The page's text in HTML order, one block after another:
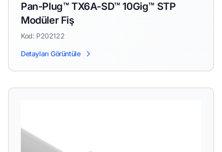
Pan-Plug™ TX6A-SD™ 10Gig™ STP
Modüler Fiş
Kod: P202122
Detayları Görüntüle